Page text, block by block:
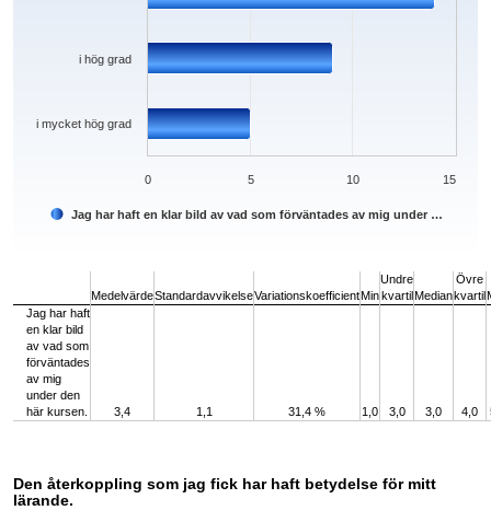
Jag har haft en klar bild av vad som förväntades av mig under …
i mycket hög grad
i hög grad
0 10
5 15
MedelvärdeStandardavvikelseVariationskoefficientMin
Undre
kvartilMedian
Övre
kvartil
Jag har haft
en klar bild
av vad som
förväntades
av mig
under den
här kursen.
3,4 1,1 31,4 % 1,0 3,0 3,0 4,0
Den återkoppling som jag fick har haft betydelse för mitt
lärande.